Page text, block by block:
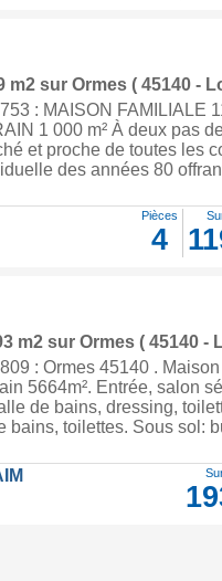
m2 sur Ormes( 45140 -
: MAISON FAMILIALE
1 000 m² À deux pas
et proche de toutes les
des années 80
Pièces
4
m2 sur Ormes( 45140 -
: Ormes 45140 .
5664m². Entrée, salon
de bains, dressing,
bains, toilettes. Sous sol: